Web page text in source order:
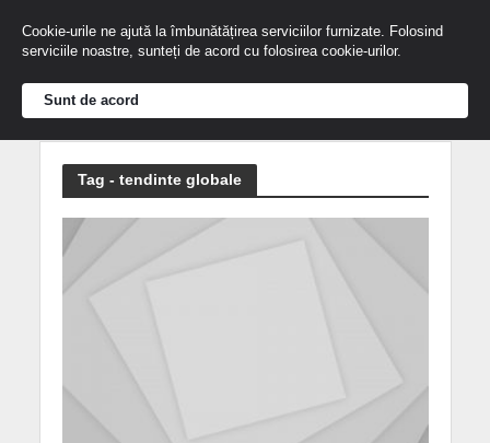
Tag - tendinte globale
Cookie-urile ne ajută la îmbunătățirea serviciilor furnizate. Folosind
serviciile noastre, sunteți de acord cu folosirea cookie-urilor.
Sunt de acord